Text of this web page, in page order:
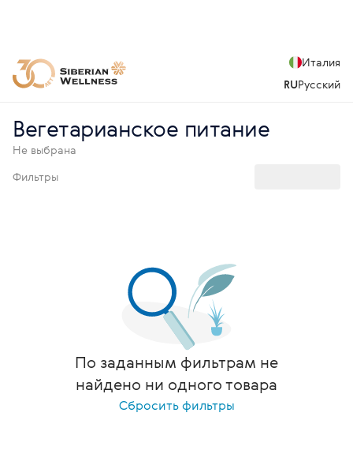
Италия
RUРусский
Вегетарианское питание
Не выбрана
Фильтры
По заданным фильтрам не
найдено ни одного товара
Сбросить фильтры